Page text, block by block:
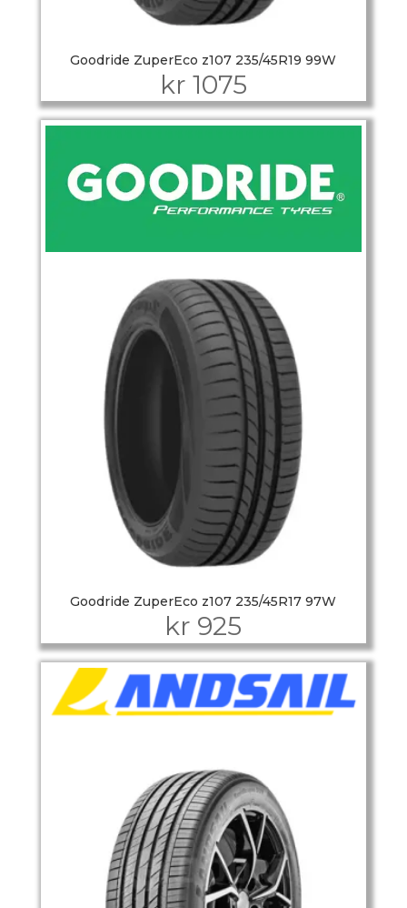
Goodride ZuperEco z107 235/45R19 99W
kr 1075
Goodride ZuperEco z107 235/45R17 97W
kr 925